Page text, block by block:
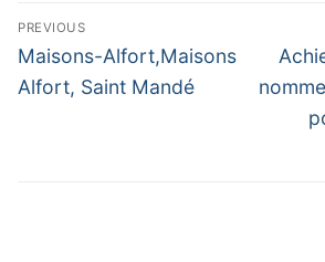
Navigation
de
l’article
PREVIOUS
Previous
post:
Maisons-Alfort,Maisons
Alfort, Saint Mandé
Next
post: